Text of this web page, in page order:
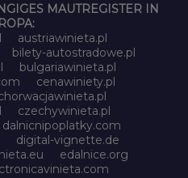
MAUTREGISTER IN
austriawinieta.pl
bilety-autostradowe.pl
bulgariawinieta.pl
cenawiniety.pl
czechywinieta.pl
dalnicnipoplatky.com
digital-vignette.de
edalnice.org